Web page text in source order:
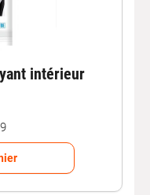
intérieur